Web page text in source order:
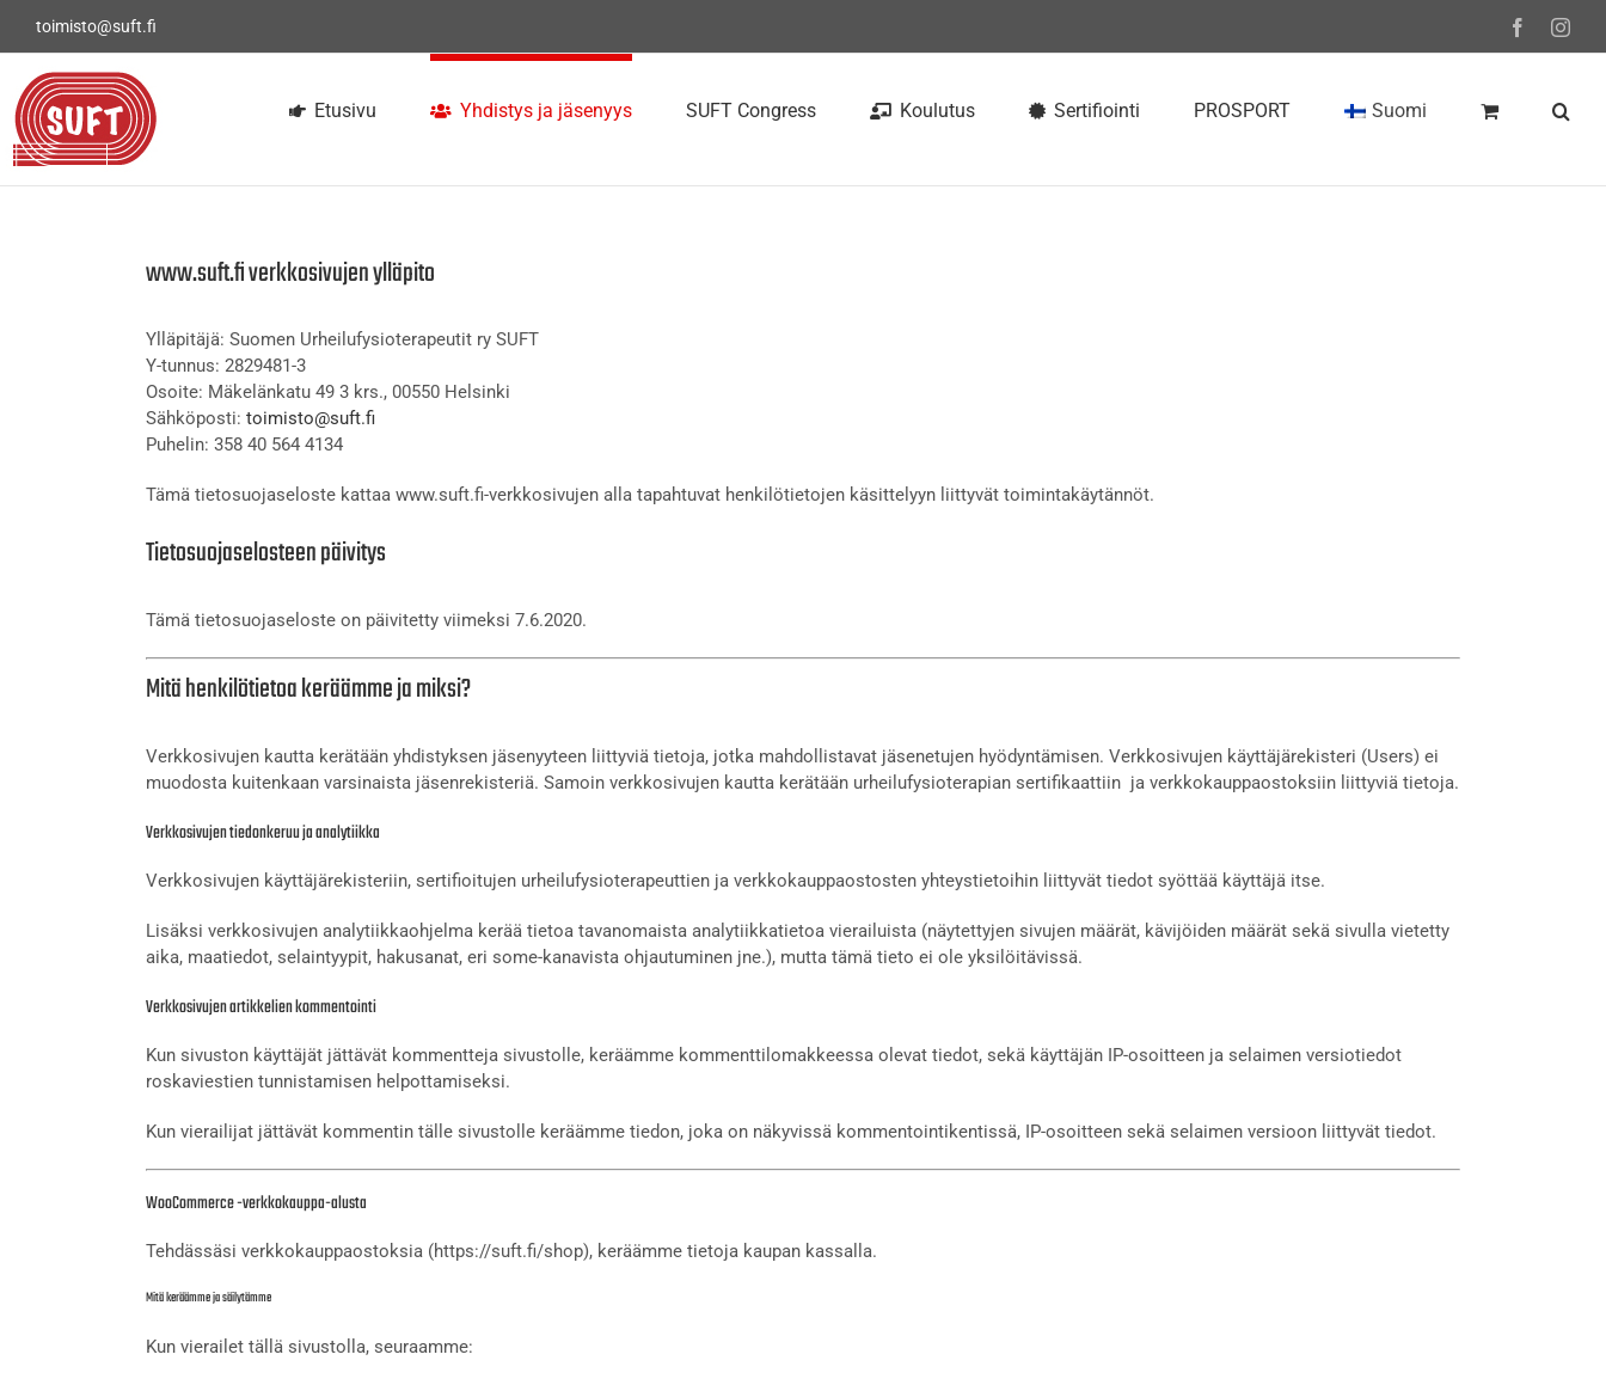
toimisto@suft.fi Facebook
Etusivu Yhdistys ja jäsenyys SUFT Congress Koulutus Sertifiointi PROSPORT Suomi
www.suft.fi verkkosivujen ylläpito
Ylläpitäjä: Suomen Urheilufysioterapeutit ry SUFT
Y-tunnus: 2829481-3
Osoite: Mäkelänkatu 49 3 krs., 00550 Helsinki
Sähköposti: toimisto@suft.fi
Puhelin: 358 40 564 4134
Tämä tietosuojaseloste kattaa www.suft.fi-verkkosivujen alla tapahtuvat henkilötietojen käsittelyyn liittyvät toimintakäytännöt.
Tietosuojaselosteen päivitys
Tämä tietosuojaseloste on päivitetty viimeksi 7.6.2020.
Mitä henkilötietoa keräämme ja miksi?
Verkkosivujen kautta kerätään yhdistyksen jäsenyyteen liittyviä tietoja, jotka mahdollistavat jäsenetujen hyödyntämisen. Verkkosivujen käyttäjärekisteri (Users) ei
muodosta kuitenkaan varsinaista jäsenrekisteriä. Samoin verkkosivujen kautta kerätään urheilufysioterapian sertifikaattiin ja verkkokauppaostoksiin liittyviä tietoja.
Verkkosivujen tiedonkeruu ja analytiikka
Verkkosivujen käyttäjärekisteriin, sertifioitujen urheilufysioterapeuttien ja verkkokauppaostosten yhteystietoihin liittyvät tiedot syöttää käyttäjä itse.
Lisäksi verkkosivujen analytiikkaohjelma kerää tietoa tavanomaista analytiikkatietoa vierailuista (näytettyjen sivujen määrät, kävijöiden määrät sekä sivulla vietetty
aika, maatiedot, selaintyypit, hakusanat, eri some-kanavista ohjautuminen jne.), mutta tämä tieto ei ole yksilöitävissä.
Verkkosivujen artikkelien kommentointi
Kun sivuston käyttäjät jättävät kommentteja sivustolle, keräämme kommenttilomakkeessa olevat tiedot, sekä käyttäjän IP-osoitteen ja selaimen versiotiedot
roskaviestien tunnistamisen helpottamiseksi.
Kun vierailijat jättävät kommentin tälle sivustolle keräämme tiedon, joka on näkyvissä kommentointikentissä, IP-osoitteen sekä selaimen versioon liittyvät tiedot.
WooCommerce -verkkokauppa-alusta
Tehdässäsi verkkokauppaostoksia (https://suft.fi/shop), keräämme tietoja kaupan kassalla.
Mitä keräämme ja säilytämme
Kun vierailet tällä sivustolla, seuraamme: